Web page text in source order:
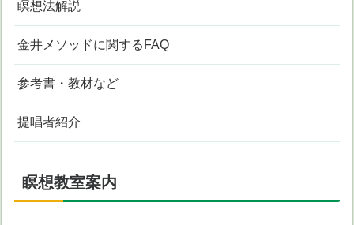
瞑想法解説
金井メソッドに関するFAQ
参考書・教材など
提唱者紹介
瞑想教室案内